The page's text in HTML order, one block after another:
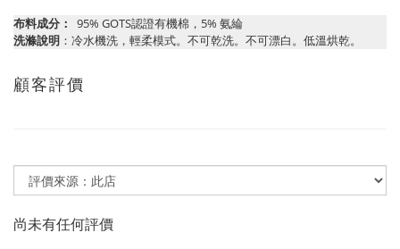
布料成分：
95% GOTS認證有機棉，5% 氨綸
洗滌說明 ：冷水機洗，輕柔模式。不可乾洗。不可漂白。低溫烘乾。
顧客評價
尚未有任何評價